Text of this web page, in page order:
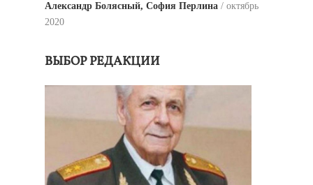
Александр Болясный, София Перлина
октябрь
2020
ВЫБОР РЕДАКЦИИ